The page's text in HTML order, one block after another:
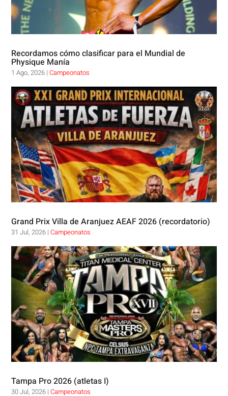
Recordamos cómo clasificar para el Mundial de
Physique Manía
1 Ago, 2026 |Campeonatos
Grand Prix Villa de Aranjuez AEAF 2026 (recordatorio)
31 Jul, 2026 |Campeonatos
Tampa Pro 2026 (atletas I)
30 Jul, 2026 |Campeonatos